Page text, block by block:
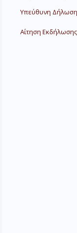
Υπεύθυνη Δήλωση
Αίτηση